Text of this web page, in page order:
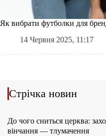
Як вибрати футболки для
14 Червня 2025, 11:17
Стрічка новин
До чого сниться церква:
вінчання — тлумачення